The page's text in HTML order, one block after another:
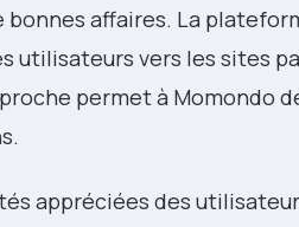
bonnes affaires. La
utilisateurs vers les sites
permet à Momondo
appréciées des